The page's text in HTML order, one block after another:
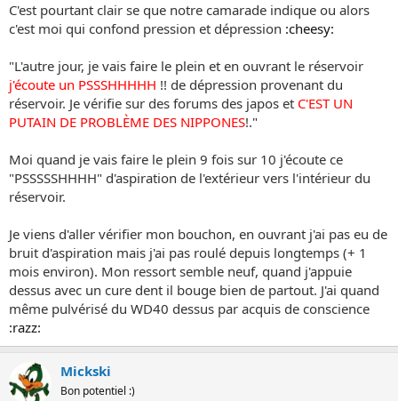
C'est pourtant clair se que notre camarade indique ou alors
c'est moi qui confond pression et dépression :cheesy:
"L'autre jour, je vais faire le plein et en ouvrant le réservoir
j'écoute un PSSSHHHHH !! de dépression provenant du
réservoir. Je vérifie sur des forums des japos et C'EST UN
PUTAIN DE PROBLÈME DES NIPPONES!."
Moi quand je vais faire le plein 9 fois sur 10 j'écoute ce
"PSSSSSHHHH" d'aspiration de l'extérieur vers l'intérieur du
réservoir.
Je viens d'aller vérifier mon bouchon, en ouvrant j'ai pas eu de
bruit d'aspiration mais j'ai pas roulé depuis longtemps (+ 1
mois environ). Mon ressort semble neuf, quand j'appuie
dessus avec un cure dent il bouge bien de partout. J'ai quand
même pulvérisé du WD40 dessus par acquis de conscience
:razz:
Mickski
Bon potentiel :)